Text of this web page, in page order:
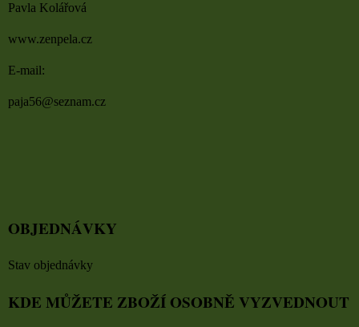
Pavla Kolářová
www.zenpela.cz
E-mail:
paja56@seznam.cz
OBJEDNÁVKY
Stav objednávky
KDE MŮŽETE ZBOŽÍ OSOBNĚ VYZVEDNOUT